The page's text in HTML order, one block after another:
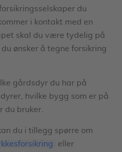
du
i kontakt med en
skal du være tydelig på
ønsker å tegne forsikring
gårdsdyr du har på
hvilke bygg som er på
du bruker.
du i tillegg spørre om
eller